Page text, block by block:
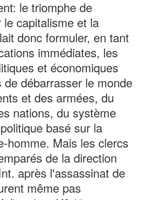
le triomphe de
capitalisme et la
donc formuler, en tant
immédiates, les
et économiques
de débarrasser le monde
et des armées, du
nations, du système
basé sur la
homme. Mais les clercs
de la direction
après l'assassinat de
même pas